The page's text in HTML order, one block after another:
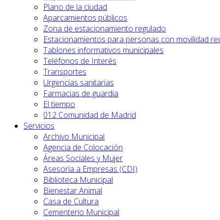
Plano de la ciudad
Aparcamientos públicos
Zona de estacionamiento regulado
Estacionamientos para personas con movilidad
Tablones informativos municipales
Teléfonos de Interés
Transportes
Urgencias sanitarias
Farmacias de guardia
El tiempo
012 Comunidad de Madrid
Servicios
Archivo Municipal
Agencia de Colocación
Áreas Sociales y Mujer
Asesoría a Empresas (CDI)
Biblioteca Municipal
Bienestar Animal
Casa de Cultura
Cementerio Municipal